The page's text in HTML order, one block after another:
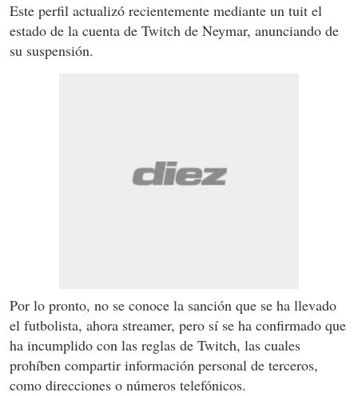
Este perfil actualizó recientemente mediante un tuit el
estado de la cuenta de Twitch de Neymar, anunciando de
su suspensión.
Por lo pronto, no se conoce la sanción que se ha llevado
el futbolista, ahora streamer, pero sí se ha confirmado que
ha incumplido con las reglas de Twitch, las cuales
prohíben compartir información personal de terceros,
como direcciones o números telefónicos.